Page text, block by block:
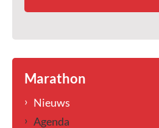
Marathon
Nieuws
Agenda